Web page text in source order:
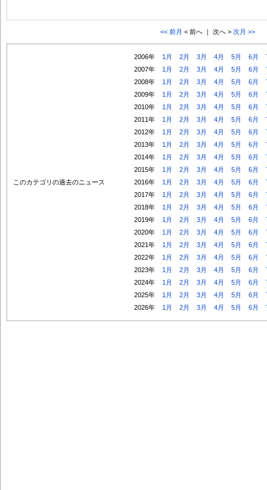
<< 前月 < 前へ ｜ 次へ > 次月 >>
このカテゴリの過去のニュース
2006年 1月 2月 3月 4月 5月 6月
2007年
1月 2月 3月 4月 5月 6月
2008年
1月 2月 3月 4月 5月 6月
2009年
1月 2月 3月 4月 5月 6月
2010年
1月 2月 3月 4月 5月 6月
2011年
1月 2月 3月 4月 5月 6月
2012年
1月 2月 3月 4月 5月 6月
2013年
1月 2月 3月 4月 5月 6月
2014年
1月 2月 3月 4月 5月 6月
2015年
1月 2月 3月 4月 5月 6月
2016年
1月 2月 3月 4月 5月 6月
2017年
1月 2月 3月 4月 5月 6月
2018年
1月 2月 3月 4月 5月 6月
2019年
1月 2月 3月 4月 5月 6月
2020年
1月 2月 3月 4月 5月 6月
2021年
1月 2月 3月 4月 5月 6月
2022年
1月 2月 3月 4月 5月 6月
2023年
1月 2月 3月 4月 5月 6月
2024年
1月 2月 3月 4月 5月 6月
2025年
1月 2月 3月 4月 5月 6月
2026年
1月 2月 3月 4月 5月 6月